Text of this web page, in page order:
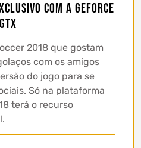
com a GeForce
GTX
2018 que gostam
com os amigos
do jogo para se
Só na plataforma
terá o recurso